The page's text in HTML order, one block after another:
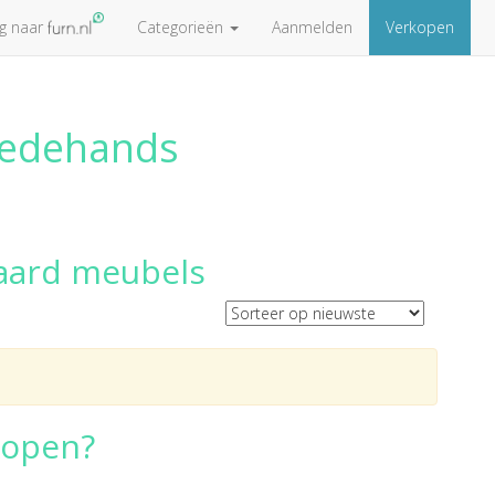
naar Categorieën Aanmelden Verkopen
meubels